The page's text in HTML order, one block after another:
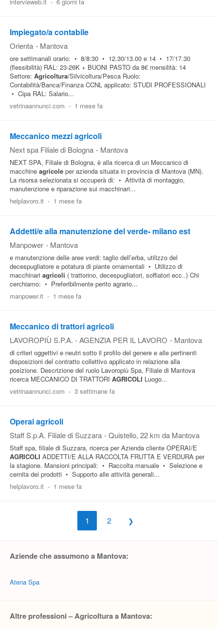
Impiegato/a contabile
Orienta - Mantova
ore settimanali orario: • 8/8:30 • 12.30/13.00 e 14 • 17/17.30
(flessibilità) RAL: 23-26K + BUONI PASTO da 8€ mensilità: 14
Settore: Agricoltura/Silvicoltura/Pesca Ruolo:
Contabilità/Banca/Finanza CCNL applicato: STUDI PROFESSIONALI
• Cipa RAL: Salario...
vetrinaannunci.com - 1 mese fa
Meccanico mezzi agricoli
Next spa Filiale di Bologna - Mantova
NEXT SPA, Filiale di Bologna, è alla ricerca di un Meccanico di
macchine agricole per azienda situata in provincia di Mantova (MN).
La risorsa selezionata si occuperà di: • Attività di montaggio,
manutenzione e riparazione sui macchinari...
helplavoro.it - 1 mese fa
Addetti/e alla manutenzione del verde- milano est
Manpower - Mantova
e manutenzione delle aree verdi: taglio dell’erba, utilizzo del
decespugliatore e potatura di piante ornamentali • Utilizzo di
macchinari agricoli ( trattorino, decespugliatori, soffiatori ecc..) Chi
cerchiamo: • Preferibilmente perito agrario...
manpower.it - 1 mese fa
Meccanico di trattori agricoli
LAVOROPIÙ S.P.A. - AGENZIA PER IL LAVORO - Mantova
di criteri oggettivi e neutri sotto il profilo del genere e alle pertinenti
disposizioni del contratto collettivo applicato in relazione alla
posizione. Descrizione del ruolo Lavoropiù Spa, Filiale di Mantova
ricerca MECCANICO DI TRATTORI AGRICOLI Luogo...
vetrinaannunci.com - 3 settimane fa
Operai agricoli
Staff S.p.A. Filiale di Suzzara - Quistello, 22 km da Mantova
Staff spa, filiale di Suzzara, ricerca per Azienda cliente OPERAI/E
AGRICOLI ADDETTI/E ALLA RACCOLTA FRUTTA E VERDURA per
la stagione. Mansioni principali: • Raccolta manuale • Selezione e
cernita dei prodotti • Supporto alle attività generali...
helplavoro.it - 1 mese fa
1 2
Aziende che assumono a Mantova:
Atena Spa
Altre professioni – Agricoltura a Mantova: